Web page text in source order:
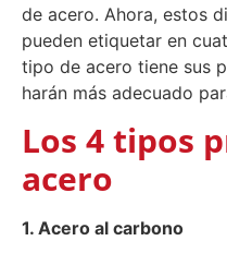
de acero. Ahora, estos
pueden etiquetar en
tipo de acero tiene sus
harán más adecuado
Los 4 tipos
acero
1. Acero al carbono